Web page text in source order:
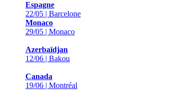
Espagne
22/05 | Barcelone
Monaco
29/05 | Monaco
Azerbaïdjan
12/06 | Bakou
Canada
19/06 | Montréal